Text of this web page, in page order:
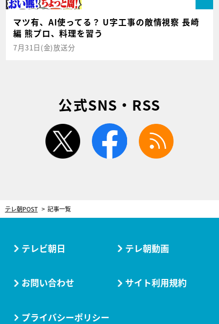
マツ有、AI使ってる？ U字工事の敵情視察 長崎
編 熊プロ、料理を習う
7月31日(金)放送分
公式SNS・RSS
twitter facebook
テレ朝POST 記事一覧
テレビ朝日 テレ朝動画
お問い合わせ サイト利用規約
プライバシーポリシー